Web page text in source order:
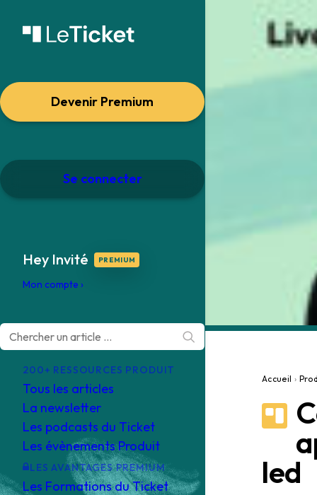
200+ RESSOURCES PRODUIT
Tous les articles
La newsletter
Les podcasts du Ticket
Les évènements Produit
LES AVANTAGES PREMIUM
Les Formations du Ticket
Devenir Premium
Se connecter
Hey Invité
Mon compte ›
Accueil ›
led